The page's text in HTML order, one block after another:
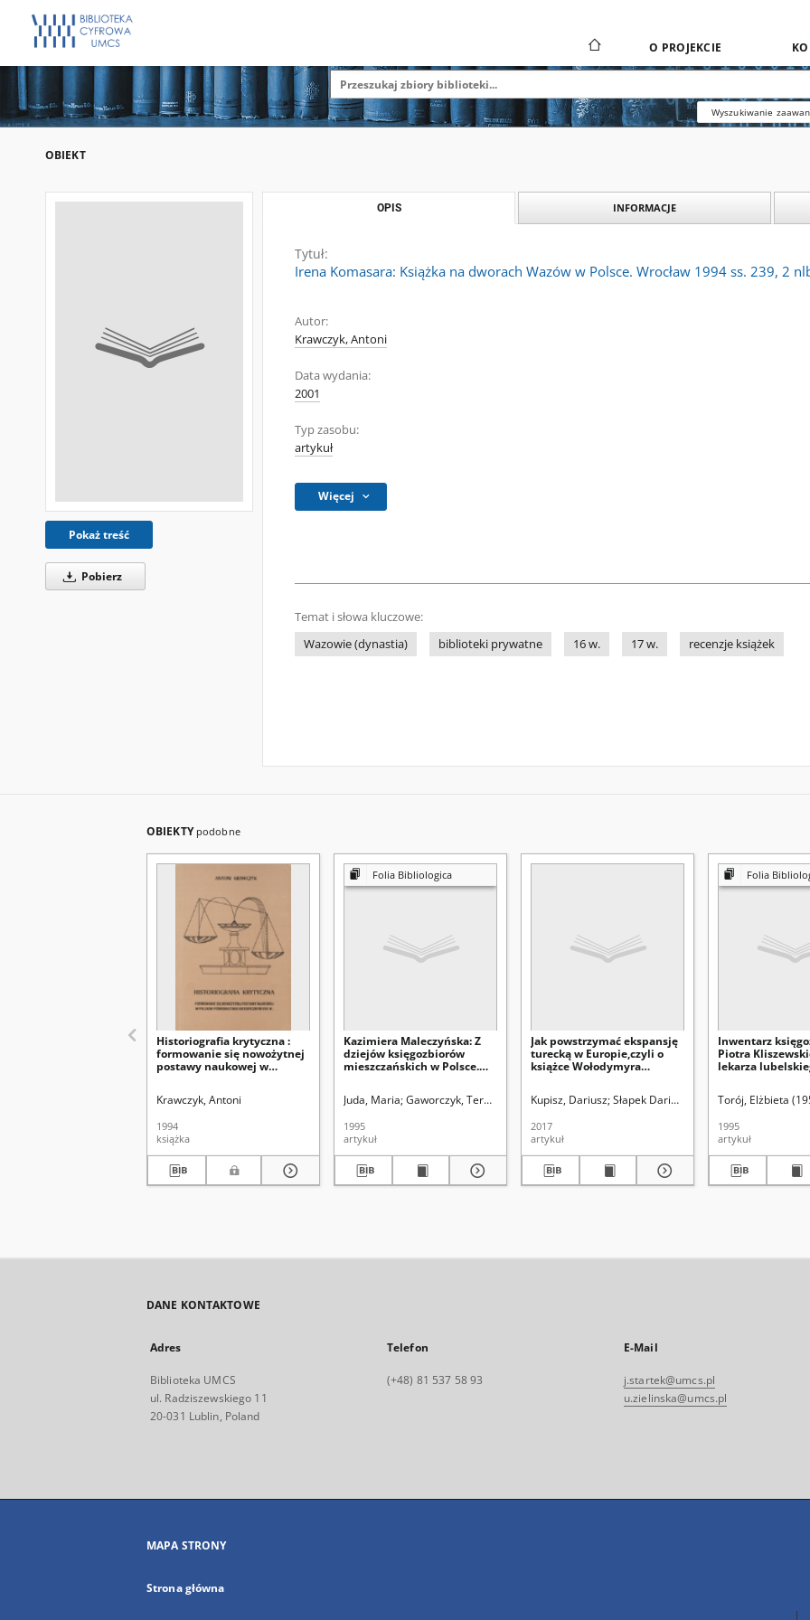
O PROJEKCIE
Wyszukiwanie
OBIEKT
Pokaż treść
Pobierz
OPIS INFORMACJE
Tytuł:
Irena Komasara: Książka na dworach Wazów w Polsce. Wrocław 1994 ss. 239, 2
Autor:
Krawczyk, Antoni
Data wydania:
2001
Typ zasobu:
artykuł
Więcej
Temat i słowa kluczowe:
Wazowie (dynastia)
biblioteki prywatne 16 w. 17 w. recenzje książek
OBIEKTY podobne
Historiografia krytyczna :
formowanie się nowożytnej
postawy naukowej w
Krawczyk, Antoni
1994
książka
Folia Bibliologica
Kazimiera Maleczyńska: Z
dziejów księgozbiorów
mieszczańskich w Polsce.
1991. - 102 s. / Acta
Wratislaviensis; nr 1157.
Bibliotekoznawstwo; no 14
[recenzja]
Juda, Maria Gaworczyk, Teresa. Red. Grocholski, Henryk. Red. Wojnarowicz, Stanisława. Red
1995
artykuł
Jak powstrzymać ekspansję
turecką w Europie,czyli o
książce Wołodymyra
antyturecka od połowy XVI
Wydawnictwo Napoleon V
,Oświęcim 2016, ss. 191
Kupisz, Dariusz Słapek Dariusz (1961- ). Red.
2017
artykuł
Folia
Inwentarz
Piotra
lekarza
Torój, Elżbieta
1995
artykuł
DANE KONTAKTOWE
Adres
Biblioteka UMCS
ul. Radziszewskiego 11
20-031 Lublin, Poland
Telefon
(+48) 81 537 58 93
E-Mail
j.startek@umcs.pl
u.zielinska@umcs.pl
MAPA STRONY
Strona główna